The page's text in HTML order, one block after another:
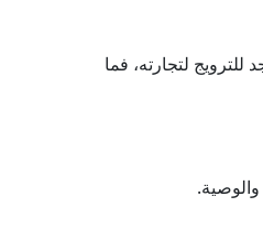
لتجارته، فما